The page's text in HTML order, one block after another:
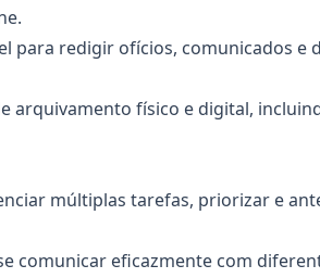
para redigir ofícios, comunicados e
arquivamento físico e digital,
múltiplas tarefas, priorizar e
comunicar eficazmente com